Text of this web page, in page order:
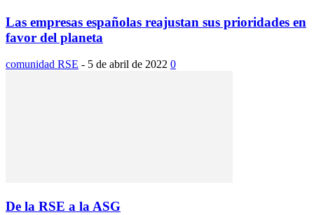
Las empresas españolas reajustan sus prioridades en
favor del planeta
comunidad RSE - 5 de abril de 2022 0
De la RSE a la ASG